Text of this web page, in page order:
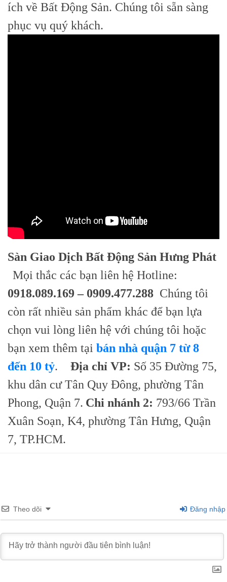
ích về Bất Động Sản. Chúng tôi sẵn sàng
phục vụ quý khách.
Sàn Giao Dịch Bất Động Sản Hưng Phát
Mọi thắc các bạn liên hệ Hotline:
0918.089.169 – 0909.477.288 Chúng tôi
còn rất nhiều sản phẩm khác để bạn lựa
chọn vui lòng liên hệ với chúng tôi hoặc
bạn xem thêm tại bán nhà quận 7 từ 8
đến 10 tỷ. Địa chỉ VP: Số 35 Đường 75,
khu dân cư Tân Quy Đông, phường Tân
Phong, Quận 7. Chi nhánh 2: 793/66 Trần
Xuân Soạn, K4, phường Tân Hưng, Quận
7, TP.HCM.
Theo dõi Đăng nhập